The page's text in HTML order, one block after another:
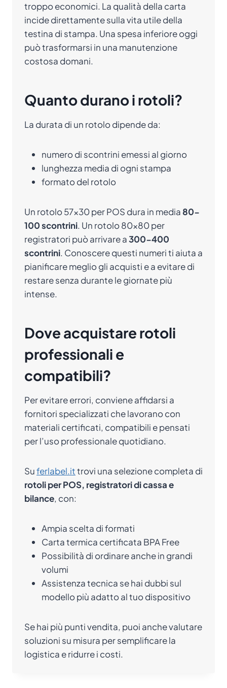
troppo economici. La qualità della carta
incide direttamente sulla vita utile della
testina di stampa. Una spesa inferiore oggi
può trasformarsi in una manutenzione
costosa domani.
Quanto durano i rotoli?
La durata di un rotolo dipende da:
numero di scontrini emessi al giorno
lunghezza media di ogni stampa
formato del rotolo
Un rotolo 57×30 per POS dura in media 80-
100 scontrini. Un rotolo 80×80 per
registratori può arrivare a300-400
scontrini. Conoscere questi numeri ti aiuta a
pianificare meglio gli acquisti e a evitare di
restare senza durante le giornate più
intense.
Dove acquistare rotoli
professionali e
compatibili?
Per evitare errori, conviene affidarsi a
fornitori specializzati che lavorano con
materiali certificati, compatibili e pensati
per l’uso professionale quotidiano.
Suferlabel.ittrovi una selezione completa di
rotoli per POS, registratori di cassa e
bilance, con:
Ampia scelta di formati
Carta termica certificata BPA Free
Possibilità di ordinare anche in grandi
volumi
Assistenza tecnica se hai dubbi sul
modello più adatto al tuo dispositivo
Se hai più punti vendita, puoi anche valutare
soluzioni su misura per semplificare la
logistica e ridurre i costi.